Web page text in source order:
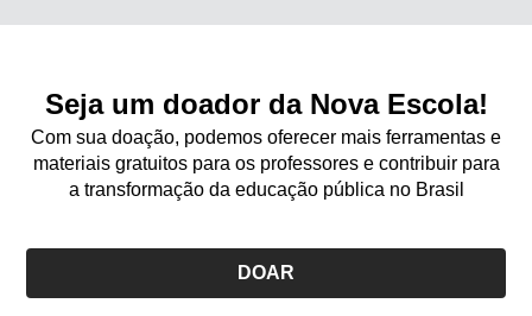
Seja um doador da Nova Escola!
Com sua doação, podemos oferecer mais ferramentas e
materiais gratuitos para os professores e contribuir para
a transformação da educação pública no Brasil
DOAR